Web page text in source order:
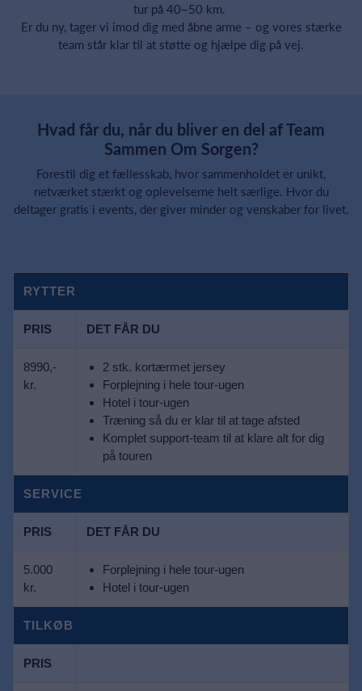
tur på 40–50 km.
Er du ny, tager vi imod dig med åbne arme – og vores stærke
team står klar til at støtte og hjælpe dig på vej.
Hvad får du, når du bliver en del af Team
Sammen Om Sorgen?
Forestil dig et fællesskab, hvor sammenholdet er unikt,
netværket stærkt og oplevelserne helt særlige. Hvor du
deltager gratis i events, der giver minder og venskaber for livet.
RYTTER
PRIS DET FÅR DU
8990,-
kr.
2 stk. kortærmet jersey
Forplejning i hele tour-ugen
Hotel i tour-ugen
Træning så du er klar til at tage afsted
Komplet support-team til at klare alt for dig
på touren
SERVICE
PRIS DET FÅR DU
5.000
kr.
Forplejning i hele tour-ugen
Hotel i tour-ugen
TILKØB
PRIS